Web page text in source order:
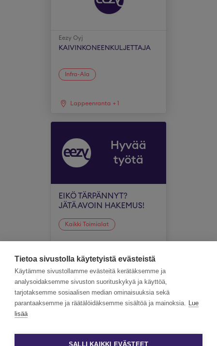
Eezy Oyj
KAIVINKONEENKULJETTAJA
Infra-Ala
Lappeenranta + 1
Hyvää
työtä
EIKÖ TÄRPÄNNYT?
JÄTÄ AVOIN HAKEMUS!
Kaikki Toimialat
Koko Suomi
Tietoa sivustolla käytetyistä evästeistä
Käytämme sivustollamme evästeitä kerätäksemme ja
analysoidaksemme sivuston suorituskykyä ja käyttöä,
tarjotaksemme sosiaalisen median ominaisuuksia sekä
parantaaksemme ja räätälöidäksemme sisältöä ja mainoksia. Lue
lisää
SALLI KAIKKI EVÄSTEET